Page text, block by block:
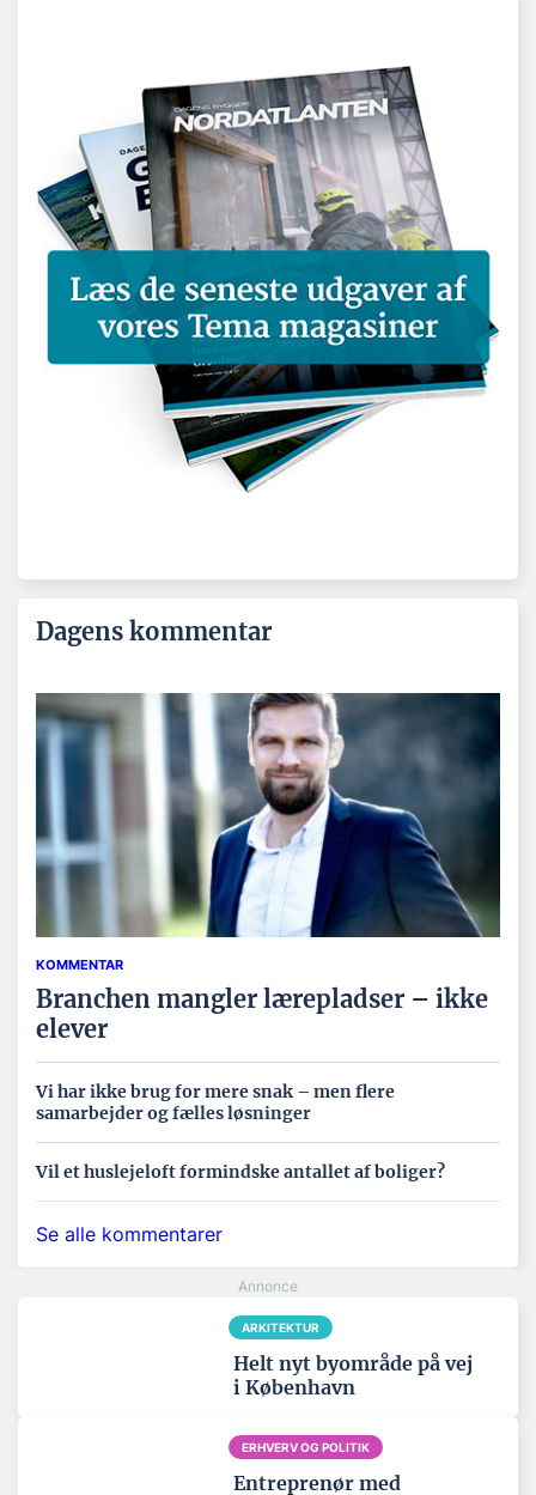
Dagens kommentar
KOMMENTAR
Branchen mangler lærepladser – ikke
elever
Vi har ikke brug for mere snak – men flere
samarbejder og fælles løsninger
Vil et huslejeloft formindske antallet af boliger?
Se alle kommentarer
ARKITEKTUR
Helt nyt byområde på vej
i København
ERHVERV OG POLITIK
Entreprenør med